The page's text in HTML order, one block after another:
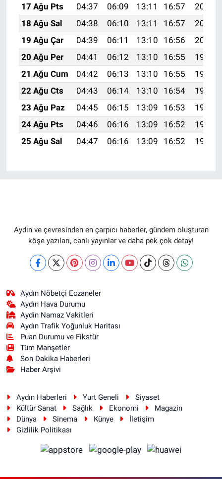
17 Ağu Pts
04:37 06:09 13:11 16:57
20:02
18 Ağu Sal
04:38 06:10 13:11 16:57
20:01
19 Ağu Çar
04:39 06:11 13:10 16:56
20:00
20 Ağu Per
04:41 06:12 13:10 16:55
19:58
21 Ağu Cum
04:42 06:13 13:10 16:55
19:57
22 Ağu Cts
04:43 06:14 13:10 16:54
19:55
23 Ağu Paz
04:45 06:15 13:09 16:53
19:54
24 Ağu Pts
04:46 06:16 13:09 16:52
19:53
25 Ağu Sal
04:47 06:16 13:09 16:52 19:51
Aydın ve çevresinden en çarpıcı haberler, gündem oluşturan
köşe yazıları, canlı yayınlar ve daha pek çok detay!
Aydın Nöbetçi Eczaneler
Aydın Hava Durumu
Aydin Namaz Vakitleri
Aydın Trafik Yoğunluk Haritası
Puan Durumu ve Fikstür
Tüm Manşetler
Son Dakika Haberleri
Haber Arşivi
Aydın Haberleri Yurt Geneli
Siyaset
Kültür Sanat
Sağlık Ekonomi
Magazin
Dünya
Sinema Künye
İletişim
Gizlilik Politikası